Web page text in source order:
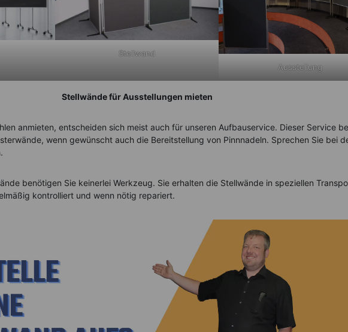
Stellwand
Ausstellung
Stellwände für Ausstellungen mieten
anmieten, entscheiden sich meist auch für unseren Aufbauservice. Dieser Service
wenn gewünscht auch die Bereitstellung von Pinnnadeln. Sprechen Sie bei
benötigen Sie keinerlei Werkzeug. Sie erhalten die Stellwände in speziellen
kontrolliert und wenn nötig repariert.